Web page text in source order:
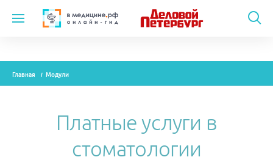
Модули
Главная Модули
Платные услуги в
стоматологии